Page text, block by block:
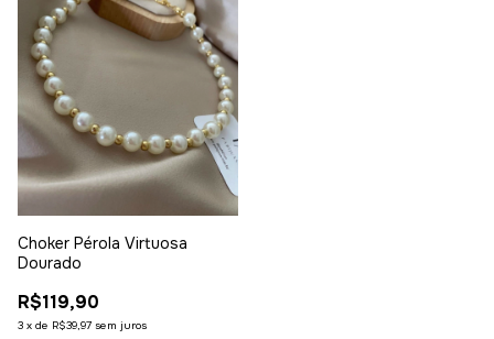
Choker Pérola Virtuosa
Dourado
R$119,90
3 x de R$39,97 sem juros